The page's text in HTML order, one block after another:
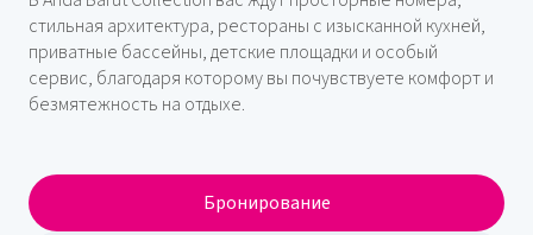
стильная архитектура, рестораны с изысканной кухней,
приватные бассейны, детские площадки и особый
сервис, благодаря которому вы почувствуете комфорт и
безмятежность на отдыхе.
Бронирование